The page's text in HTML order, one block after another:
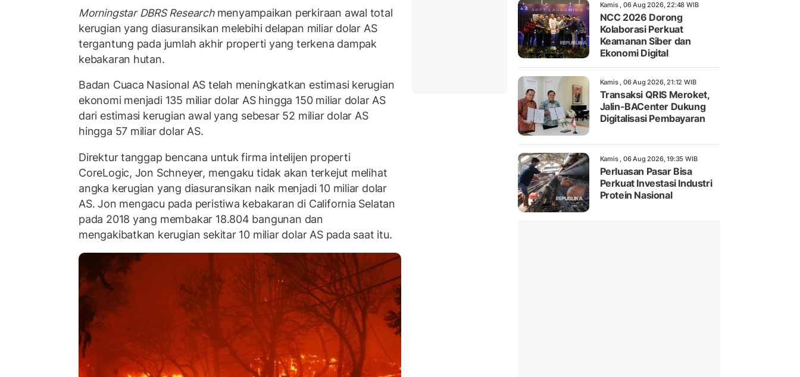
Morningstar DBRS Researchmenyampaikan perkiraan awal total
kerugian yang diasuransikan melebihi delapan miliar dolar AS
tergantung pada jumlah akhir properti yang terkena dampak
kebakaran hutan.
Badan Cuaca Nasional AS telah meningkatkan estimasi kerugian
ekonomi menjadi 135 miliar dolar AS hingga 150 miliar dolar AS
dari estimasi kerugian awal yang sebesar 52 miliar dolar AS
hingga 57 miliar dolar AS.
Direktur tanggap bencana untuk firma intelijen properti
CoreLogic, Jon Schneyer, mengaku tidak akan terkejut melihat
angka kerugian yang diasuransikan naik menjadi 10 miliar dolar
AS. Jon mengacu pada peristiwa kebakaran di California Selatan
pada 2018 yang membakar 18.804 bangunan dan
mengakibatkan kerugian sekitar 10 miliar dolar AS pada saat itu.
Kamis , 06 Aug 2026, 22:48 WIB
NCC 2026 Dorong
Kolaborasi Perkuat
Keamanan Siber dan
Ekonomi Digital
Kamis , 06 Aug 2026, 21:12 WIB
Transaksi QRIS Meroket,
Jalin-BACenter Dukung
Digitalisasi Pembayaran
Kamis , 06 Aug 2026, 19:35 WIB
Perluasan Pasar Bisa
Perkuat Investasi Industri
Protein Nasional